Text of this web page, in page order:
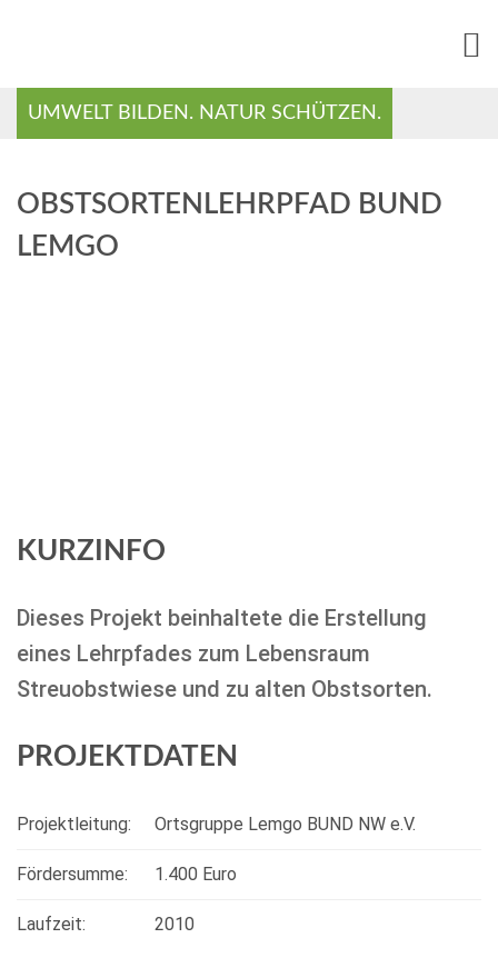
UMWELT BILDEN. NATUR SCHÜTZEN.
OBSTSORTENLEHRPFAD BUND
LEMGO
KURZINFO
Dieses Projekt beinhaltete die Erstellung
eines Lehrpfades zum Lebensraum
Streuobstwiese und zu alten Obstsorten.
PROJEKTDATEN
Projektleitung: Ortsgruppe Lemgo BUND NW e.V.
Fördersumme: 1.400 Euro
Laufzeit: 2010